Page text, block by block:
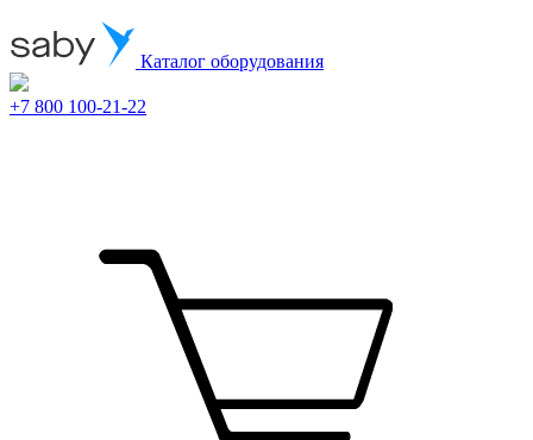
Каталог оборудования
+7 800 100-21-22